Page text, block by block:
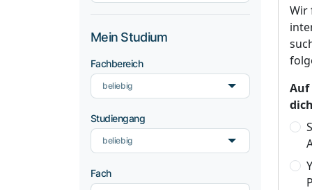
Mein Studium
Fachbereich
beliebig
Studiengang
beliebig
Fach
Wir
Auf